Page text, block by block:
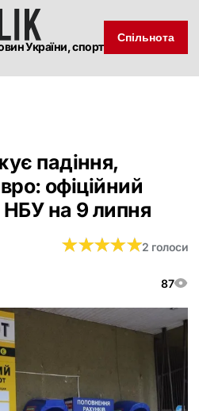
України, спорт
Спільнота
падіння,
офіційний
НБУ на 9 липня
87
★★★★★
★★★★★2 голоси